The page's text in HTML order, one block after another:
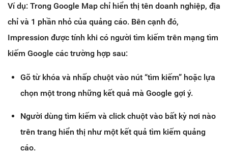
Ví dụ: Trong Google Map chỉ hiển thị tên doanh nghiệp, địa
chỉ và 1 phần nhỏ của quảng cáo. Bên cạnh đó,
Impression được tính khi có người tìm kiếm trên mạng tìm
kiếm Google các trường hợp sau:
Gõ từ khóa và nhấp chuột vào nút “tìm kiếm” hoặc lựa
chọn một trong những kết quả mà Google gợi ý.
Người dùng tìm kiếm và click chuột vào bất kỳ nơi nào
trên trang hiển thị như một kết quả tìm kiếm quảng
cáo.